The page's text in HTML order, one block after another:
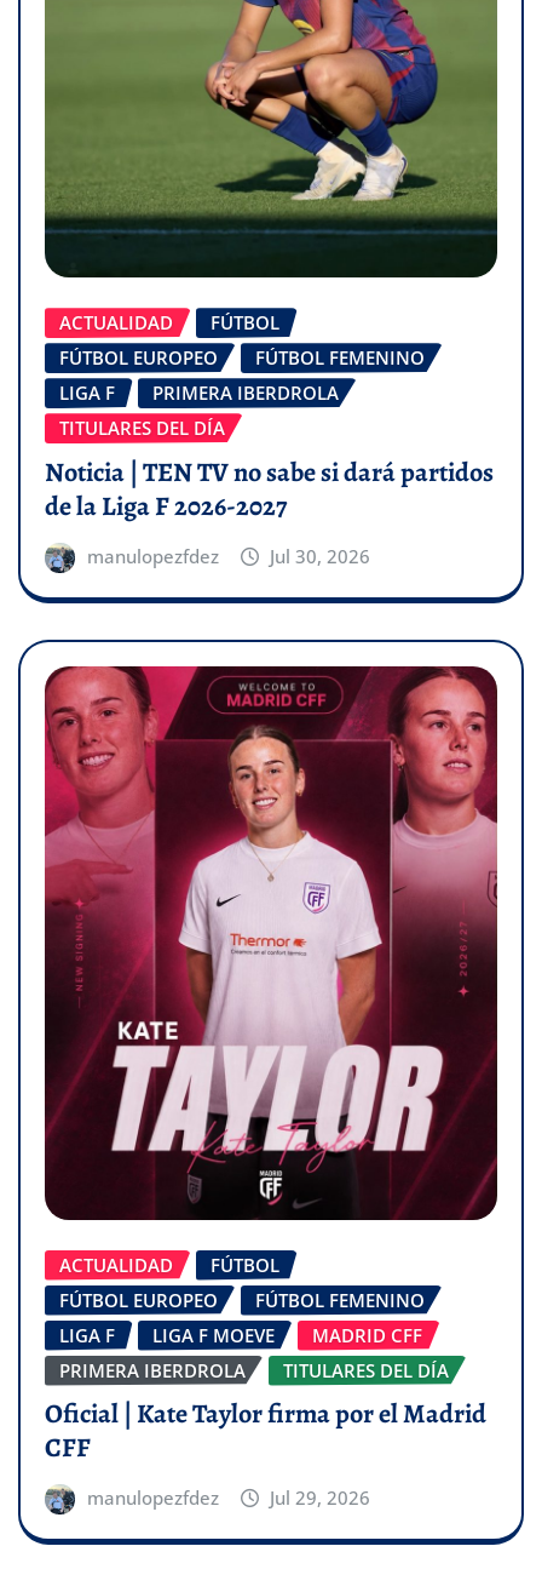
ACTUALIDAD
FÚTBOL
FÚTBOL EUROPEO
FÚTBOL FEMENINO
LIGA F
PRIMERA IBERDROLA
TITULARES DEL DÍA
Noticia | TEN TV no sabe si dará partidos
de la Liga F 2026-2027
manulopezfdez Jul 30, 2026
ACTUALIDAD
FÚTBOL
FÚTBOL EUROPEO
FÚTBOL FEMENINO
LIGA F
LIGA F MOEVE
MADRID CFF
PRIMERA IBERDROLA
TITULARES DEL DÍA
Oficial | Kate Taylor firma por el Madrid
CFF
manulopezfdez Jul 29, 2026